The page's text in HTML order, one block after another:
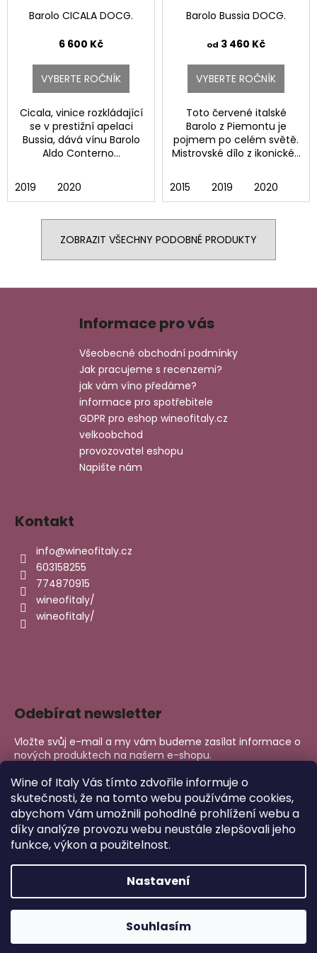
Wine of Italy Vás tímto zdvořile informuje o
skutečnosti, že na tomto webu používáme cookies,
abychom Vám umožnili pohodlné prohlížení webu a
díky analýze provozu webu neustále zlepšovali jeho
funkce, výkon a použitelnost.
Nastavení
Souhlasím
Barolo CICALA DOCG.
6 600 Kč
VYBERTE ROČNÍK
Cicala, vinice rozkládající
se v prestižní apelaci
Bussia, dává vínu Barolo
Aldo Conterno...
2019 2020
Barolo Bussia DOCG.
od 3 460 Kč
VYBERTE ROČNÍK
Toto červené italské
Barolo z Piemontu je
pojmem po celém světě.
Mistrovské dílo z ikonické...
2015 2019 2020
ZOBRAZIT VŠECHNY PODOBNÉ PRODUKTY
Informace pro vás
Všeobecné obchodní podmínky
Jak pracujeme s recenzemi?
jak vám víno předáme?
informace pro spotřebitele
GDPR pro eshop wineofitaly.cz
velkoobchod
provozovatel eshopu
Napište nám
Kontakt
info@wineofitaly.cz
603158255
774870915
wineofitaly/
wineofitaly/
Odebírat newsletter
Vložte svůj e-mail a my vám budeme zasílat informace o
nových produktech na našem e-shopu.
E-mail
PŘIHLÁSIT SE
Wine of Italy. Všechna práva vyhrazena.
Upravit nastavení cookies